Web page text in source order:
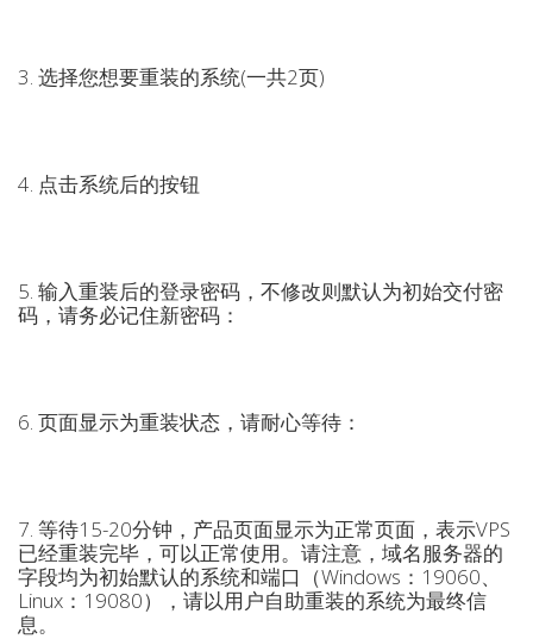
3. 选择您想要重装的系统(一共2页)
4. 点击系统后的按钮
5. 输入重装后的登录密码，不修改则默认为初始交付密
码，请务必记住新密码：
6. 页面显示为重装状态，请耐心等待：
7. 等待15-20分钟，产品页面显示为正常页面，表示VPS
已经重装完毕，可以正常使用。请注意，域名服务器的
字段均为初始默认的系统和端口（Windows：19060、
Linux：19080），请以用户自助重装的系统为最终信
息。